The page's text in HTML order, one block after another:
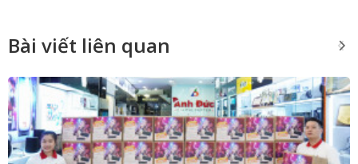
Bài viết liên quan